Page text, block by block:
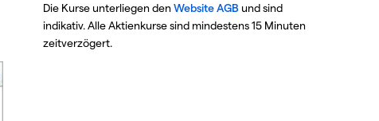
Die Kurse unterliegen den Website AGB und sind
indikativ. Alle Aktienkurse sind mindestens 15 Minuten
zeitverzögert.